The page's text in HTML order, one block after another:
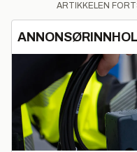
ARTIKKELEN